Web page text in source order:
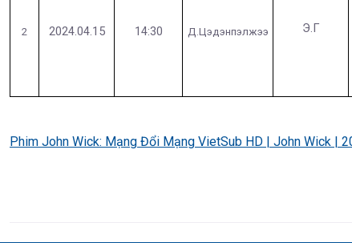
2 2024.04.15 14:30 Д.Цэдэнпэлжээ Э.Г
Phim John Wick: Mạng Đổi Mạng VietSub HD | John Wick |